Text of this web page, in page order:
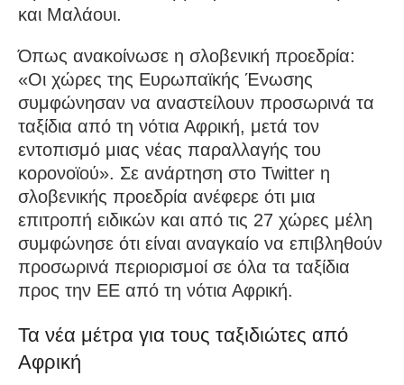
και Μαλάουι.
Όπως ανακοίνωσε η σλοβενική προεδρία:
«Οι χώρες της Ευρωπαϊκής Ένωσης
συμφώνησαν να αναστείλουν προσωρινά τα
ταξίδια από τη νότια Αφρική, μετά τον
εντοπισμό μιας νέας παραλλαγής του
κορονοϊού». Σε ανάρτηση στο Twitter η
σλοβενικής προεδρία ανέφερε ότι μια
επιτροπή ειδικών και από τις 27 χώρες μέλη
συμφώνησε ότι είναι αναγκαίο να επιβληθούν
προσωρινά περιορισμοί σε όλα τα ταξίδια
προς την ΕΕ από τη νότια Αφρική.
Τα νέα μέτρα για τους ταξιδιώτες από
Αφρική